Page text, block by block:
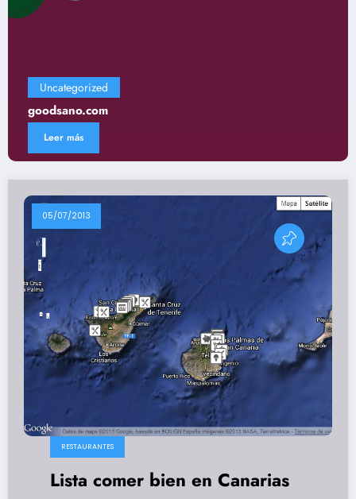
05/07/2013
RESTAURANTES
Lista comer bien en Canarias